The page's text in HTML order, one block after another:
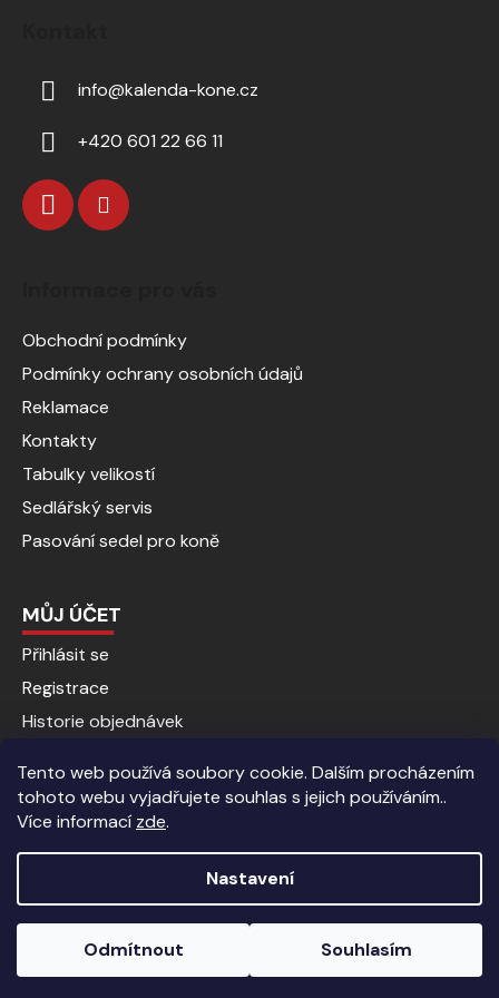
Tento web používá soubory cookie. Dalším procházením
tohoto webu vyjadřujete souhlas s jejich používáním..
Více informací zde.
Nastavení
Odmítnout Souhlasím
info@kalenda-kone.cz
+420 601 22 66 11
Obchodní podmínky
Podmínky ochrany osobních údajů
Reklamace
Kontakty
Tabulky velikostí
Sedlářský servis
Pasování sedel pro koně
MŮJ ÚČET
Přihlásit se
Registrace
Historie objednávek
Vytvořil Shoptet
Anque Media
práva vyhrazena.